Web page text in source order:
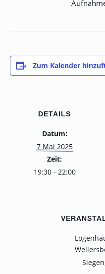
Zum Kalender
DETAILS
Datum:
7 Mai 2025
Zeit:
19:30 - 22:00
Siegen